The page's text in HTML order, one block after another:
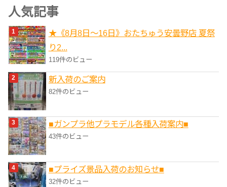
ゴ
リ
ー
人気記事
★《8月8日～16日》おたちゅう安曇野店 夏祭
り2...
119件のビュー
新入荷のご案内
82件のビュー
■ガンプラ他プラモデル各種入荷案内■
43件のビュー
■プライズ景品入荷のお知らせ■
32件のビュー